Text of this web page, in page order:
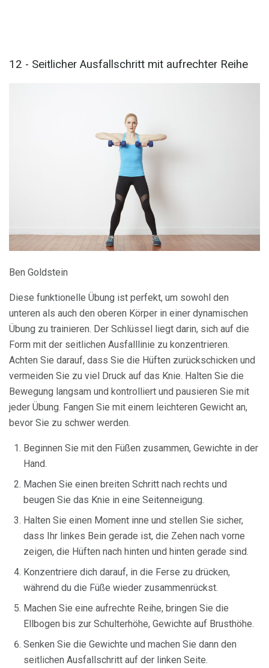
12 - Seitlicher Ausfallschritt mit aufrechter Reihe
Ben Goldstein
Diese funktionelle Übung ist perfekt, um sowohl den
unteren als auch den oberen Körper in einer dynamischen
Übung zu trainieren. Der Schlüssel liegt darin, sich auf die
Form mit der seitlichen Ausfalllinie zu konzentrieren.
Achten Sie darauf, dass Sie die Hüften zurückschicken und
vermeiden Sie zu viel Druck auf das Knie. Halten Sie die
Bewegung langsam und kontrolliert und pausieren Sie mit
jeder Übung. Fangen Sie mit einem leichteren Gewicht an,
bevor Sie zu schwer werden.
Beginnen Sie mit den Füßen zusammen, Gewichte in der
Hand.
Machen Sie einen breiten Schritt nach rechts und
beugen Sie das Knie in eine Seitenneigung.
Halten Sie einen Moment inne und stellen Sie sicher,
dass Ihr linkes Bein gerade ist, die Zehen nach vorne
zeigen, die Hüften nach hinten und hinten gerade sind.
Konzentriere dich darauf, in die Ferse zu drücken,
während du die Füße wieder zusammenrückst.
Machen Sie eine aufrechte Reihe, bringen Sie die
Ellbogen bis zur Schulterhöhe, Gewichte auf Brusthöhe.
Senken Sie die Gewichte und machen Sie dann den
seitlichen Ausfallschritt auf der linken Seite.